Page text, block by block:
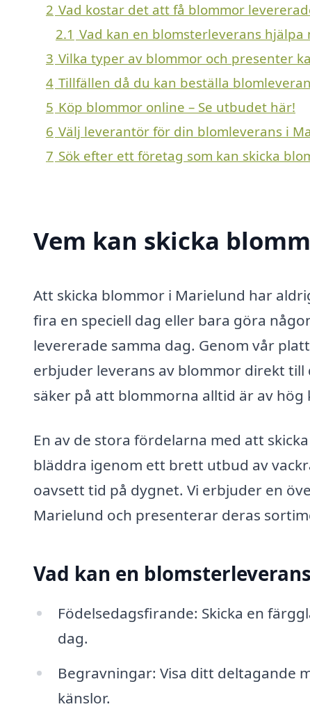
2 Vad kostar det att få blommor
2.1 Vad kan en blomsterleverans hjälpa
3 Vilka typer av blommor och presenter
4 Tillfällen då du kan beställa
5 Köp blommor online – Se utbudet här!
6 Välj leverantör för din blomleverans i
7 Sök efter ett företag som kan skicka
Vem kan skicka
Att skicka blommor i Marielund har
fira en speciell dag eller bara göra
levererade samma dag. Genom vår
erbjuder leverans av blommor direkt
säker på att blommorna alltid är av hög
En av de stora fördelarna med att
bläddra igenom ett brett utbud av
oavsett tid på dygnet. Vi erbjuder en
Marielund och presenterar deras
Vad kan en
Födelsedagsfirande: Skicka en
dag.
Begravningar: Visa ditt deltagande
känslor.